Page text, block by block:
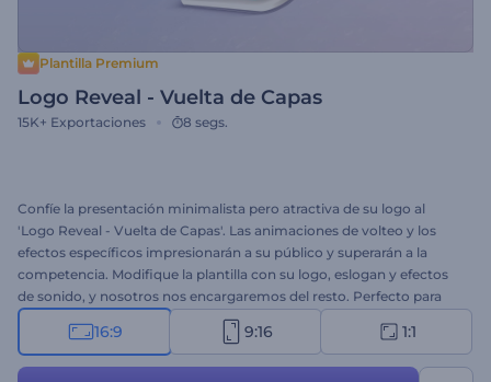
Plantilla Premium
Logo Reveal - Vuelta de Capas
15K+ Exportaciones 8 segs.
Confíe la presentación minimalista pero atractiva de su logo al
'Logo Reveal - Vuelta de Capas'. Las animaciones de volteo y los
efectos específicos impresionarán a su público y superarán a la
competencia. Modifique la plantilla con su logo, eslogan y efectos
de sonido, y nosotros nos encargaremos del resto. Perfecto para
intros, outros, presentaciones corporativas, promociones de
empresas, intros de canales, etc. ¡Pruébelo ahora!
16:9 9:16 1:1